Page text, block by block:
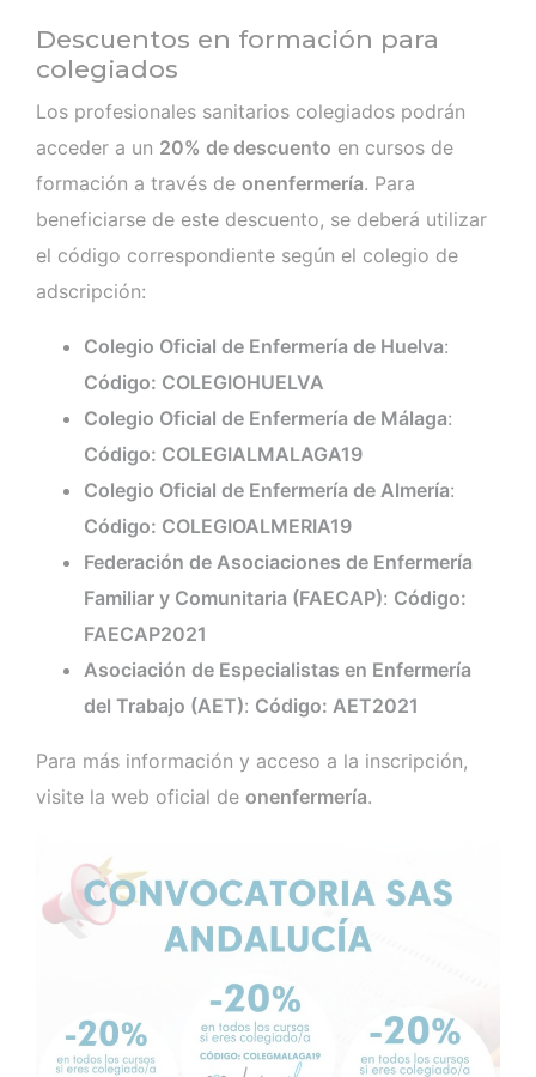
Descuentos en formación para
colegiados
Los profesionales sanitarios colegiados podrán
acceder a un 20% de descuento en cursos de
formación a través de onenfermería. Para
beneficiarse de este descuento, se deberá utilizar
el código correspondiente según el colegio de
adscripción:
Colegio Oficial de Enfermería de Huelva:
Código: COLEGIOHUELVA
Colegio Oficial de Enfermería de Málaga:
Código: COLEGIALMALAGA19
Colegio Oficial de Enfermería de Almería:
Código: COLEGIOALMERIA19
Federación de Asociaciones de Enfermería
Familiar y Comunitaria (FAECAP): Código:
FAECAP2021
Asociación de Especialistas en Enfermería
del Trabajo (AET): Código: AET2021
Para más información y acceso a la inscripción,
visite la web oficial de onenfermería.